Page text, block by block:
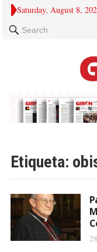
Saturday, August 8,
Search
Etiqueta: